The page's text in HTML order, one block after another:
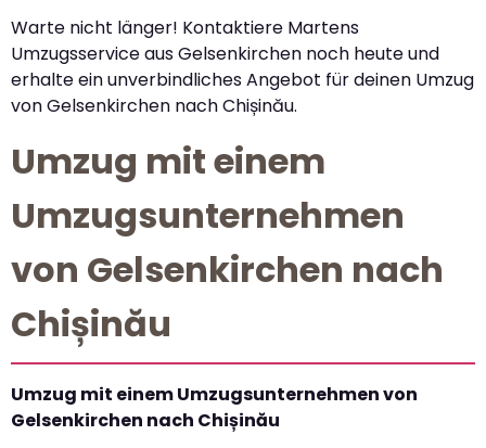
Warte nicht länger! Kontaktiere Martens
Umzugsservice aus Gelsenkirchen noch heute und
erhalte ein unverbindliches Angebot für deinen Umzug
von Gelsenkirchen nach Chișinău.
Umzug mit einem
Umzugsunternehmen
von Gelsenkirchen nach
Chișinău
Umzug mit einem Umzugsunternehmen von
Gelsenkirchen nach Chișinău